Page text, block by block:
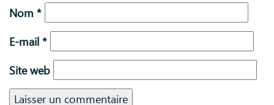
Nom *
E-mail *
Site web